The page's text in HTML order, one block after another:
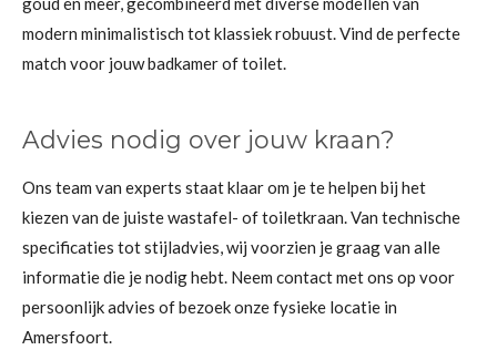
modern minimalistisch tot klassiek robuust. Vind de perfecte
match voor jouw badkamer of toilet.
Advies nodig over jouw kraan?
Ons team van experts staat klaar om je te helpen bij het
kiezen van de juiste wastafel- of toiletkraan. Van technische
specificaties tot stijladvies, wij voorzien je graag van alle
informatie die je nodig hebt. Neem contact met ons op voor
persoonlijk advies of bezoek onze fysieke locatie in
Amersfoort.